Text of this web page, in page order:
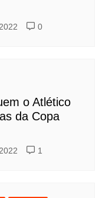
0
o Atlético
da Copa
1